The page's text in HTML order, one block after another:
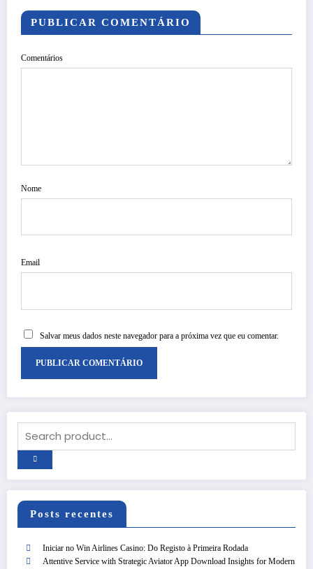
PUBLICAR COMENTÁRIO
Comentários
Nome
Email
Salvar meus dados neste navegador para a próxima vez que eu comentar.
Posts recentes
Iniciar no Win Airlines Casino: Do Registo à Primeira Rodada
Attentive Service with Strategic Aviator App Download Insights for Modern